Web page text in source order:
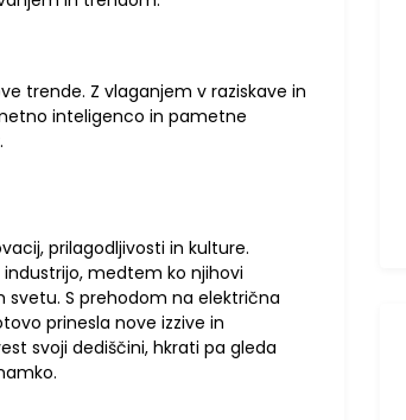
trende. Z vlaganjem v raziskave in
inteligenco in pametne
prilagodljivosti in kulture.
medtem ko njihovi
S prehodom na električna
prinesla nove izzive in
svoji dediščini, hkrati pa gleda